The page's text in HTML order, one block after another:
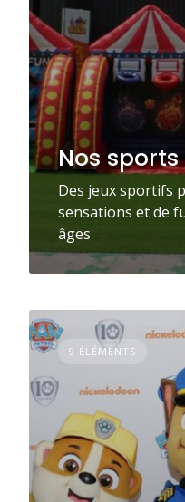
Nos
Des jeux sportifs
sensations et de
âges
9 ÉLÉMENTS